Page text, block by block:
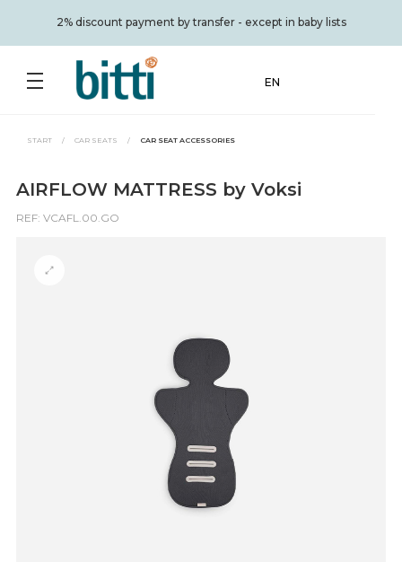
2% discount payment by transfer - except in baby lists
EN
START / CAR SEATS / CAR SEAT ACCESSORIES
AIRFLOW MATTRESS by Voksi
REF: VCAFL.00.GO